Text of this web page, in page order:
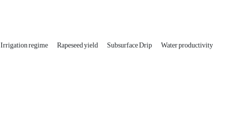
Irrigation regime Rapeseed yield Subsurface Drip Water productivity